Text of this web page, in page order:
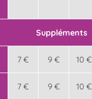
Suppléments
7 € 9 € 10 €
7 € 9 € 10 €